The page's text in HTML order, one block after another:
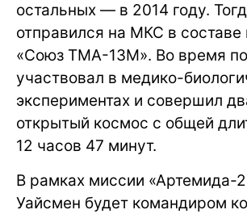
остальных — в 2014 году.
отправился на МКС в составе
«Союз ТМА-13М». Во время
участвовал в медико-
экспериментах и совершил
открытый космос с общей
12 часов 47 минут.
В рамках миссии «Артемида-
Уайсмен будет командиром